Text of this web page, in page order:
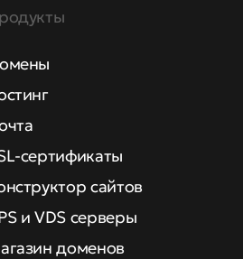
сертификаты
сайтов
и VDS серверы
доменов